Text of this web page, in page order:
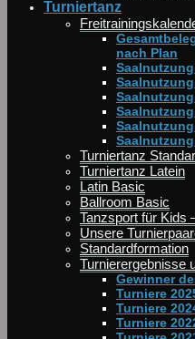
Turniertanz
nach Plan
Turniertanz
Turniertanz Latein
Latin Basic
Ballroom Basic
Tanzsport für Kids
Unsere
Standardformation
Turnierergebnisse
Gewinner
Turniere
Turniere
Turniere